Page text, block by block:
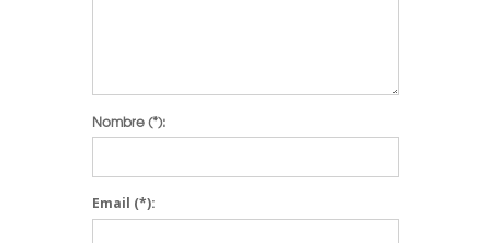
Nombre(*):
Email (*):